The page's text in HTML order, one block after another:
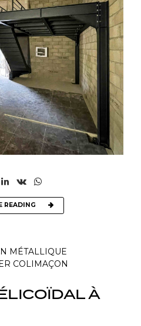
READING
MÉTALLIQUE
COLIMAÇON
À